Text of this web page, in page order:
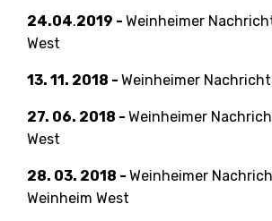
24.04.2019 - Weinheimer
West
13. 11. 2018 - Weinheimer
27. 06. 2018 - Weinheimer
West
28. 03. 2018 - Weinheimer
Weinheim West